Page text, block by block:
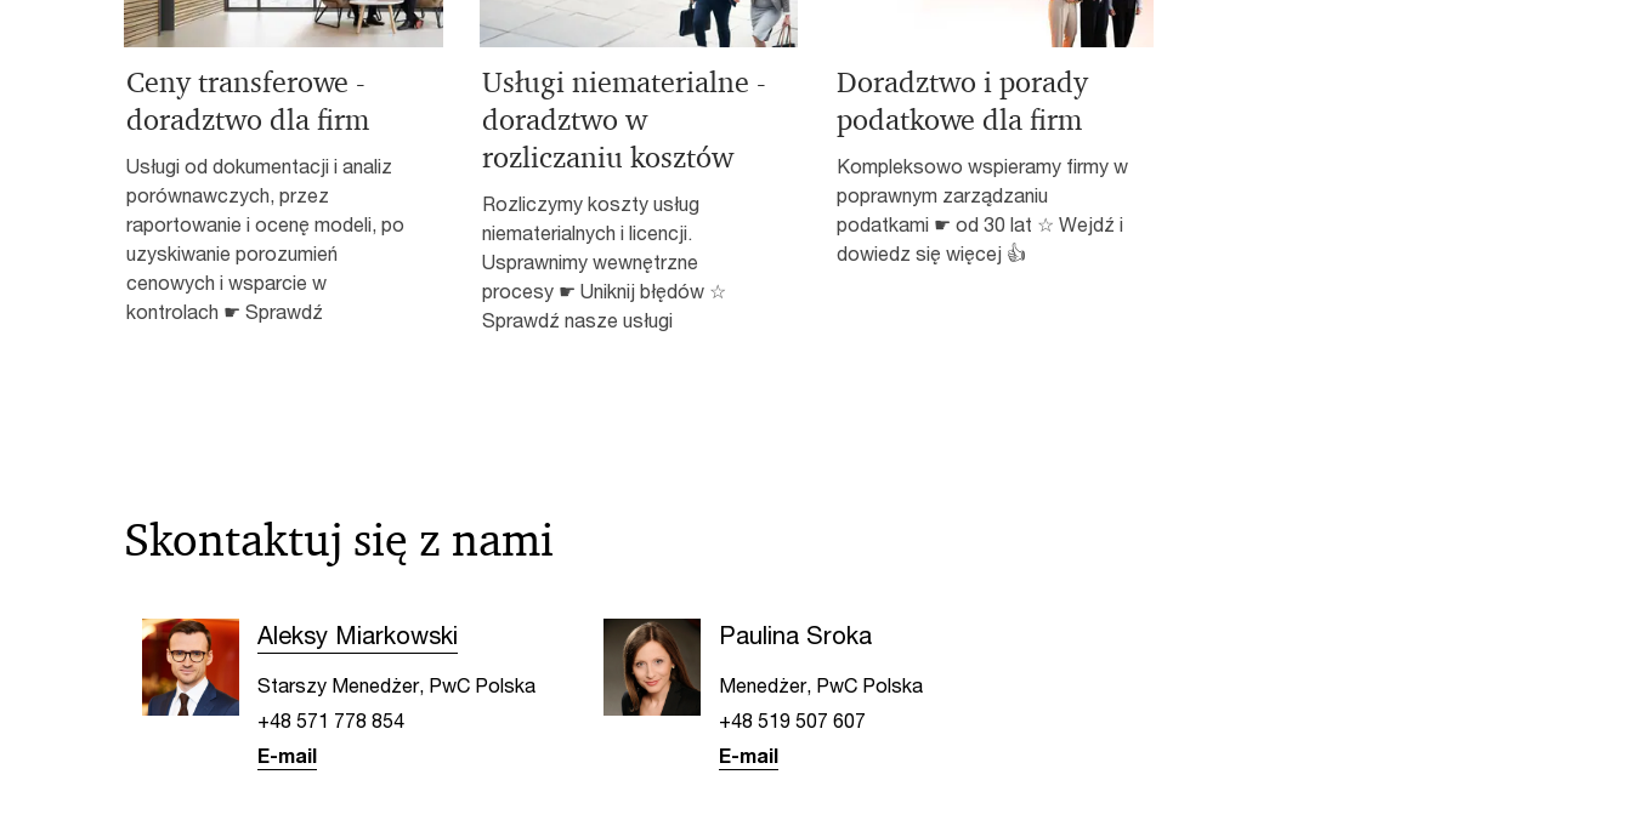
Ceny transferowe -
doradztwo dla firm
Usługi od dokumentacji i analiz
porównawczych, przez
raportowanie i ocenę modeli, po
uzyskiwanie porozumień
cenowych i wsparcie w
kontrolach ☛ Sprawdź
Usługi niematerialne -
doradztwo w
rozliczaniu kosztów
Rozliczymy koszty usług
niematerialnych i licencji.
Usprawnimy wewnętrzne
procesy ☛ Uniknij błędów ☆
Sprawdź nasze usługi
Doradztwo i porady
podatkowe dla firm
Kompleksowo wspieramy firmy w
poprawnym zarządzaniu
podatkami ☛ od 30 lat ☆ Wejdź i
dowiedz się więcej 👍
Skontaktuj się z nami
Aleksy Miarkowski
Starszy Menedżer, PwC Polska
+48 571 778 854
E-mail
Paulina Sroka
Menedżer, PwC Polska
+48 519 507 607
E-mail